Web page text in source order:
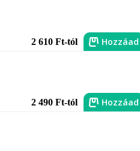
2 610 Ft-tól Hozzáad
2 490 Ft-tól Hozzáad